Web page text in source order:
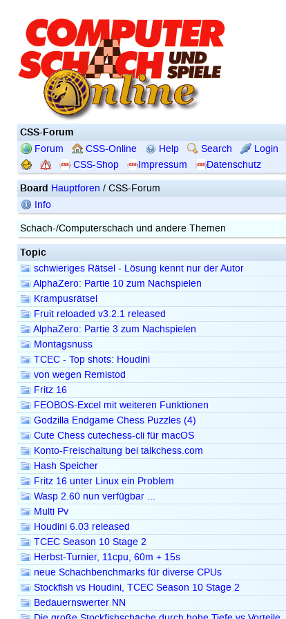
CSS-Forum
Forum CSS-Online Help Search
Login
CSS-Shop
Impressum Datenschutz
Board Hauptforen / CSS-Forum
Info
Schach-/Computerschach und andere Themen
Topic
schwieriges Rätsel - Lösung kennt nur der Autor
AlphaZero: Partie 10 zum Nachspielen
Krampusrätsel
Fruit reloaded v3.2.1 released
AlphaZero: Partie 3 zum Nachspielen
Montagsnuss
TCEC - Top shots: Houdini
von wegen Remistod
Fritz 16
FEOBOS-Excel mit weiteren Funktionen
Godzilla Endgame Chess Puzzles (4)
Cute Chess cutechess-cli für macOS
Konto-Freischaltung bei talkchess.com
Hash Speicher
Fritz 16 unter Linux ein Problem
Wasp 2.60 nun verfügbar ...
Multi Pv
Houdini 6.03 released
TCEC Season 10 Stage 2
Herbst-Turnier, 11cpu, 60m + 15s
neue Schachbenchmarks für diverse CPUs
Stockfish vs Houdini, TCEC Season 10 Stage 2
Bedauernswerter NN